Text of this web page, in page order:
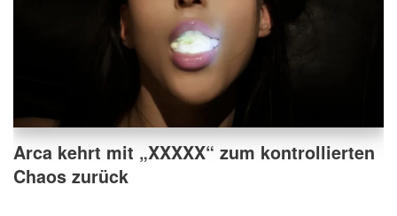
Arca kehrt mit „XXXXX“ zum kontrollierten
Chaos zurück